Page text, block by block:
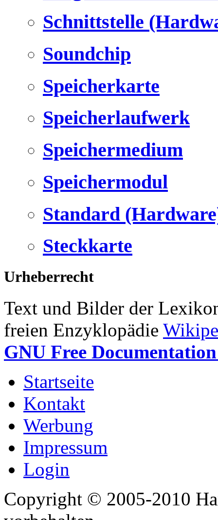
Schnittstelle
Soundchip
Speicherkarte
Speicherlaufwerk
Speichermedium
Speichermodul
Standard
Steckkarte
Urheberrecht
Text und Bilder der
freien Enzyklopädie
GNU Free
Startseite
Kontakt
Werbung
Impressum
Login
Copyright © 2005-2010